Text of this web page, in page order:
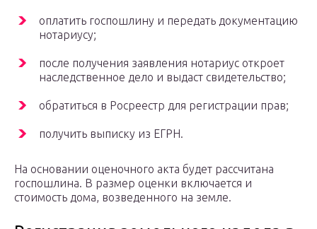
оплатить госпошлину и передать документацию
нотариусу;
после получения заявления нотариус откроет
наследственное дело и выдаст свидетельство;
обратиться в Росреестр для регистрации прав;
получить выписку из ЕГРН.
На основании оценочного акта будет рассчитана
госпошлина. В размер оценки включается и
стоимость дома, возведенного на земле.